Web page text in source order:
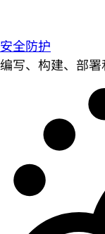
安全防护
编写、构建、部署